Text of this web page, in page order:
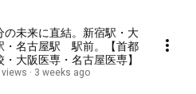
の未来に直結。新宿駅・大
・名古屋駅 駅前。【首都
・大阪医専・名古屋医専】
views 3 weeks ago